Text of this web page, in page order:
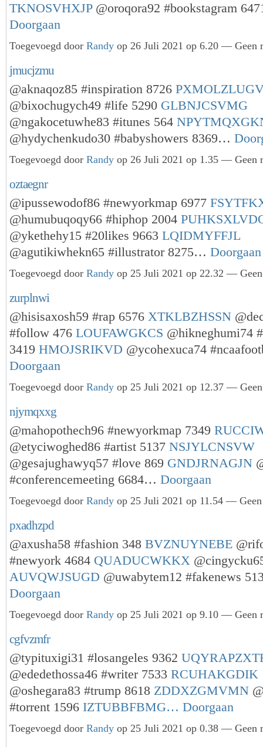
TKNOSVHXJP@oroqora92 #bookstagram
Doorgaan
Toegevoegd door Randy op 26 Juli 2021 op 6.20 — Geen
jmucjzmu
@aknaqoz85 #inspiration 8726
@bixochugych49 #life 5290 GLBNJCSVMG
@ngakocetuwhe83 #itunes 564
@hydychenkudo30 #babyshowers 8369…
Toegevoegd door Randy op 26 Juli 2021 op 1.35 — Geen
oztaegnr
@ipussewodof86 #newyorkmap 6977
@humubuqoqy66 #hiphop 2004
@ykethehy15 #20likes 9663 LQIDMYFFJL
@agutikiwhekn65 #illustrator 8275… Doorgaan
Toegevoegd door Randy op 25 Juli 2021 op 22.32 — Geen
zurplnwi
@hisisaxosh59 #rap 6576 XTKLBZHSSN
#follow 476 LOUFAWGKCS @hikneghumi74
3419 HMOJSRIKVD @ycohexuca74
Doorgaan
Toegevoegd door Randy op 25 Juli 2021 op 12.37 — Geen
njymqxxg
@mahopothech96 #newyorkmap 7349
@etyciwoghed86 #artist 5137 NSJYLCNSVW
@gesajughawyq57 #love 869 GNDJRNAGJN
#conferencemeeting 6684… Doorgaan
Toegevoegd door Randy op 25 Juli 2021 op 11.54 — Geen
pxadhzpd
@axusha58 #fashion 348 BVZNUYNEBE
#newyork 4684 QUADUCWKKX
AUVQWJSUGD @uwabytem12 #fakenews
Doorgaan
Toegevoegd door Randy op 25 Juli 2021 op 9.10 — Geen
cgfvzmfr
@typituxigi31 #losangeles 9362
@ededethossa46 #writer 7533 RCUHAKGDIK
@oshegara83 #trump 8618 ZDDXZGMVMN
#torrent 1596 IZTUBBFBMG… Doorgaan
Toegevoegd door Randy op 25 Juli 2021 op 0.38 — Geen